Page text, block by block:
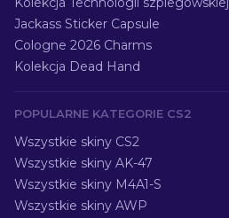
Jackass Sticker Capsule
Cologne 2026 Charms
Kolekcja Dead Hand
POPULARNE KATEGORIE CS2
Wszystkie skiny CS2
Wszystkie skiny AK-47
Wszystkie skiny M4A1-S
Wszystkie skiny AWP